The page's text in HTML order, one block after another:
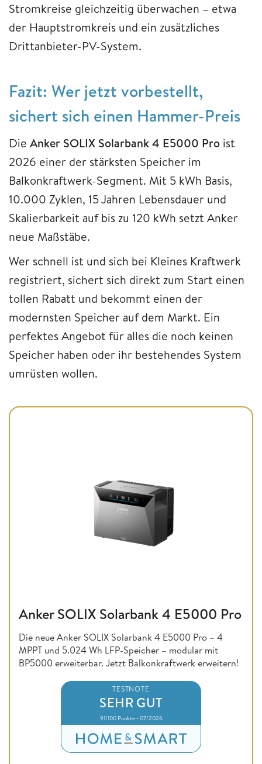
Stromkreise gleichzeitig überwachen – etwa
der Hauptstromkreis und ein zusätzliches
Drittanbieter-PV-System.
Fazit: Wer jetzt vorbestellt,
sichert sich einen Hammer-Preis
Die Anker SOLIX Solarbank 4 E5000 Pro ist
2026 einer der stärksten Speicher im
Balkonkraftwerk-Segment. Mit 5 kWh Basis,
10.000 Zyklen, 15 Jahren Lebensdauer und
Skalierbarkeit auf bis zu 120 kWh setzt Anker
neue Maßstäbe.
Wer schnell ist und sich bei Kleines Kraftwerk
registriert, sichert sich direkt zum Start einen
tollen Rabatt und bekommt einen der
modernsten Speicher auf dem Markt. Ein
perfektes Angebot für alles die noch keinen
Speicher haben oder ihr bestehendes System
umrüsten wollen.
Anker SOLIX Solarbank 4 E5000 Pro
Die neue Anker SOLIX Solarbank 4 E5000 Pro – 4
MPPT und 5.024 Wh LFP-Speicher – modular mit
BP5000 erweiterbar. Jetzt Balkonkraftwerk erweitern!
TESTNOTE
SEHR GUT
91/100 Punkte • 07/2026